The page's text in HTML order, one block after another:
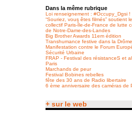
Dans la même rubrique
Loi renseignement : #Occupy_Dgsi !
“Souriez, vous êtes filmés” soutient
collectif Paris-Île-de-France de lutte
de Notre-Dame-des-Landes
Big Brother Awards 11em édition
Transhumance festive dans la Drôme
Manifestation contre le Forum
Sécurité Urbaine
FRAP - Festival des résistanceS et
Paris
Marchands de peur
Festival Bobines rebelles
fête des 30 ans de Radio libertaire
6 ème anniversaire des caméras de
+ sur le web